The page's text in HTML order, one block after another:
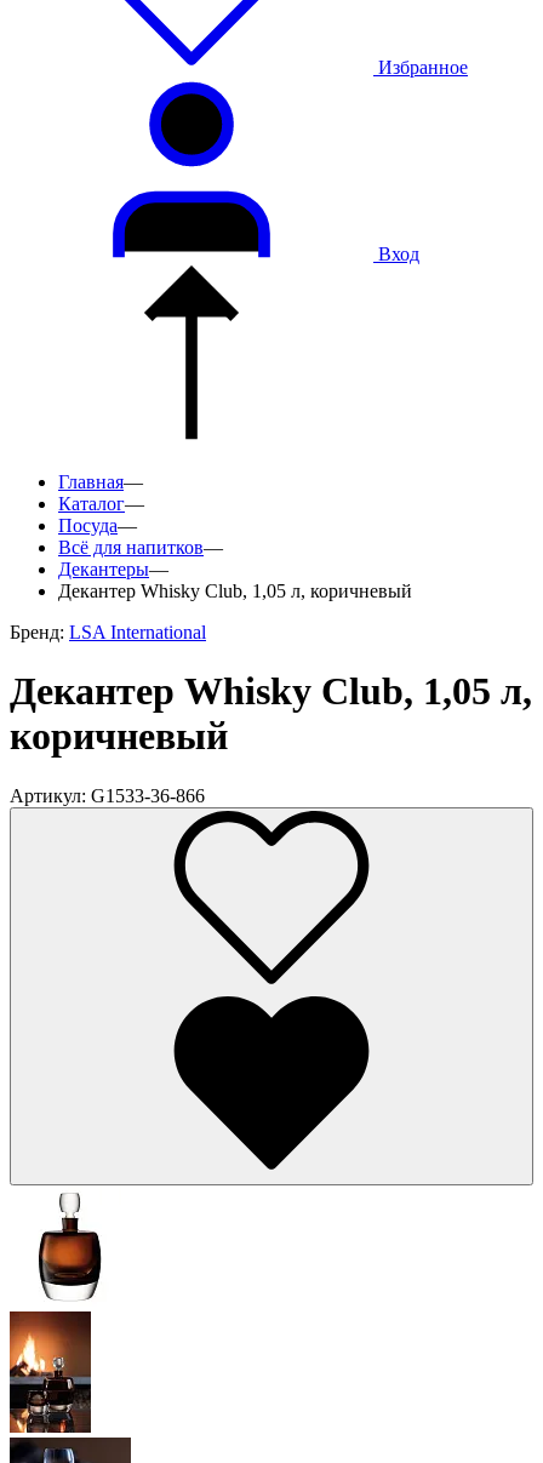
Избранное
Вход
Главная—
Каталог—
Посуда—
Всё для напитков—
Декантеры—
Декантер Whisky Club, 1,05 л, коричневый
Бренд: LSA International
Декантер Whisky Club, 1,05 л,
коричневый
Артикул: G1533-36-866